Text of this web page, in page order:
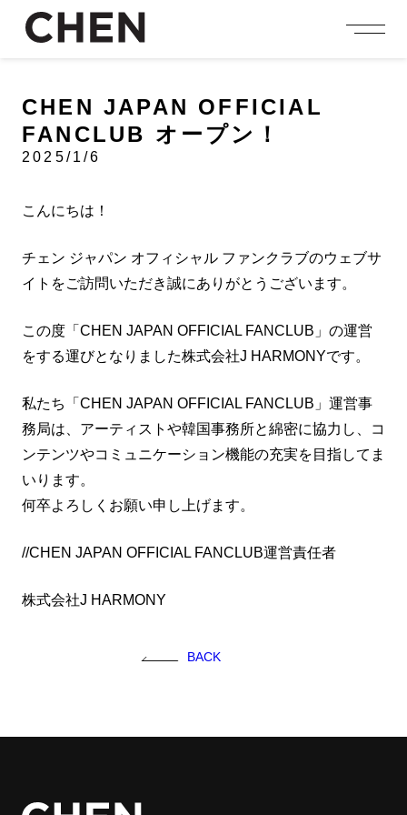
NEWS
ニュース
イベント
CONTENTS
MEMBERSHIP
会員特典
ファンクラブ
FC NEWS
FCニュース
GALLERY
ギャラリー
ビデオ
MEMBERSHIP CARD
メンバシップカード
CHEN JAPAN OFFICIAL
FANCLUB オープン！
2025/1/6
こんにちは！
チェン ジャパン オフィシャル ファンクラブのウェブサ
イトをご訪問いただき誠にありがとうございます。
この度「CHEN JAPAN OFFICIAL FANCLUB」の運営
をする運びとなりました株式会社J HARMONYです。
私たち「CHEN JAPAN OFFICIAL FANCLUB」運営事
務局は、アーティストや韓国事務所と綿密に協力し、コ
ンテンツやコミュニケーション機能の充実を目指してま
いります。
何卒よろしくお願い申し上げます。
//CHEN JAPAN OFFICIAL FANCLUB運営責任者
株式会社J HARMONY
BACK